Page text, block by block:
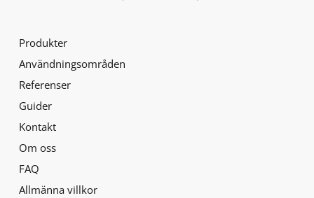
Produkter
Användningsområden
Referenser
Guider
Kontakt
Om oss
FAQ
Allmänna villkor